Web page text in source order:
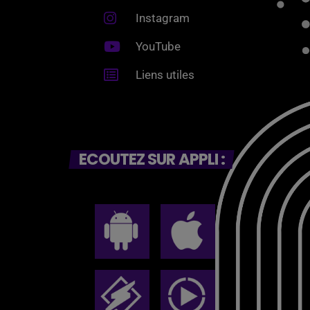
Instagram
YouTube
Liens utiles
ECOUTEZ SUR APPLI :